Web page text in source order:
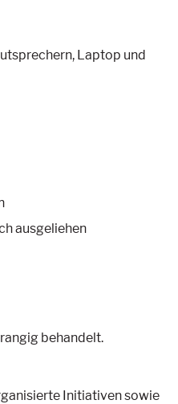
Laptop und
ausgeliehen
behandelt.
Initiativen sowie